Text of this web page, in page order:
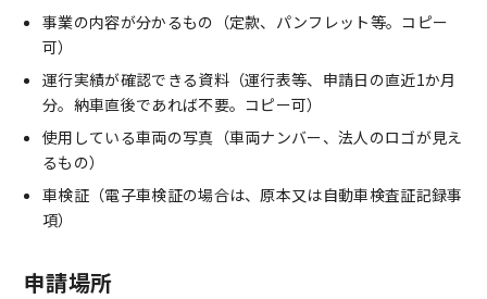
事業の内容が分かるもの（定款、パンフレット等。コピー
可）
運行実績が確認できる資料（運行表等、申請日の直近1か月
分。納車直後であれば不要。コピー可）
使用している車両の写真（車両ナンバー、法人のロゴが見え
るもの）
車検証（電子車検証の場合は、原本又は自動車検査証記録事
項）
申請場所